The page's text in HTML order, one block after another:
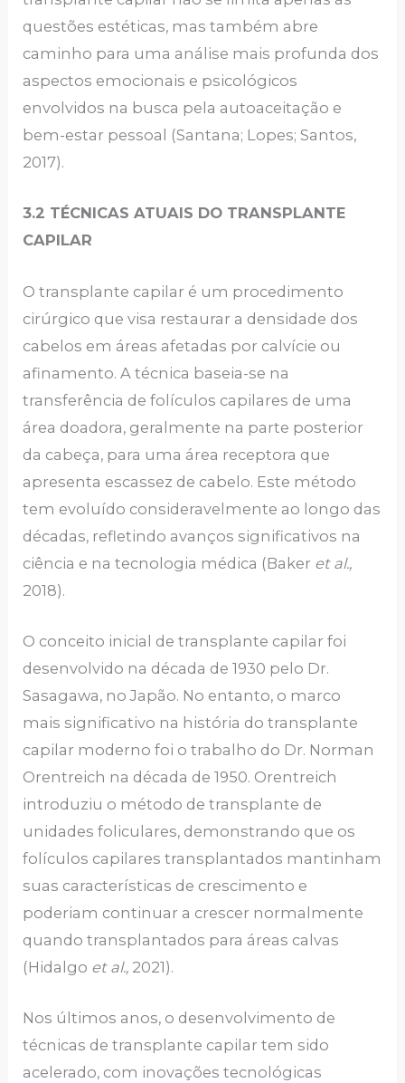
questões estéticas, mas também abre
caminho para uma análise mais profunda dos
aspectos emocionais e psicológicos
envolvidos na busca pela autoaceitação e
bem-estar pessoal (Santana; Lopes; Santos,
2017).
3.2 TÉCNICAS ATUAIS DO TRANSPLANTE
CAPILAR
O transplante capilar é um procedimento
cirúrgico que visa restaurar a densidade dos
cabelos em áreas afetadas por calvície ou
afinamento. A técnica baseia-se na
transferência de folículos capilares de uma
área doadora, geralmente na parte posterior
da cabeça, para uma área receptora que
apresenta escassez de cabelo. Este método
tem evoluído consideravelmente ao longo das
décadas, refletindo avanços significativos na
ciência e na tecnologia médica (Baker et al.,
2018).
O conceito inicial de transplante capilar foi
desenvolvido na década de 1930 pelo Dr.
Sasagawa, no Japão. No entanto, o marco
mais significativo na história do transplante
capilar moderno foi o trabalho do Dr. Norman
Orentreich na década de 1950. Orentreich
introduziu o método de transplante de
unidades foliculares, demonstrando que os
folículos capilares transplantados mantinham
suas características de crescimento e
poderiam continuar a crescer normalmente
quando transplantados para áreas calvas
(Hidalgo et al., 2021).
Nos últimos anos, o desenvolvimento de
técnicas de transplante capilar tem sido
acelerado, com inovações tecnológicas